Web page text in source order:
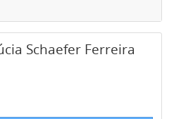
Schaefer Ferreira